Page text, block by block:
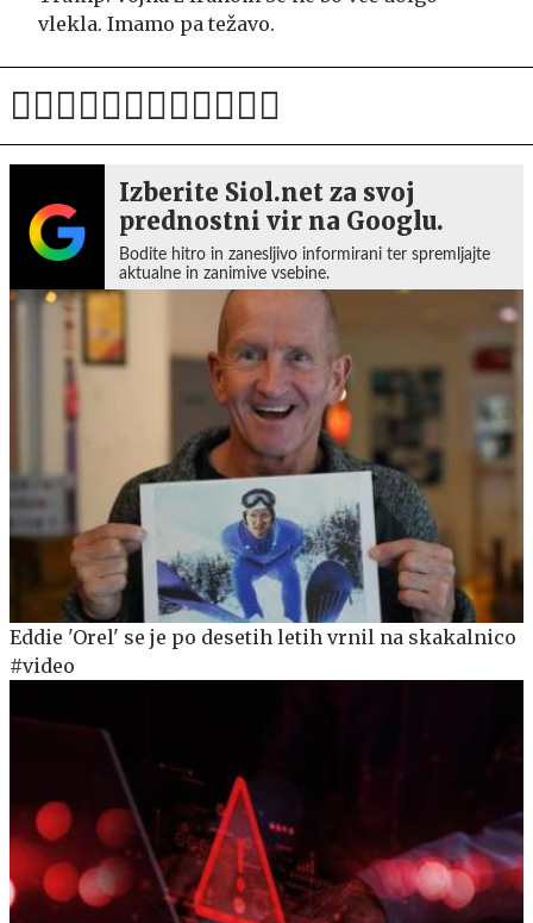
vlekla. Imamo pa težavo.
Izberite Siol.net za svoj
prednostni vir na Googlu.
Bodite hitro in zanesljivo informirani ter spremljajte
aktualne in zanimive vsebine.
Eddie 'Orel' se je po desetih letih vrnil na skakalnico
#video